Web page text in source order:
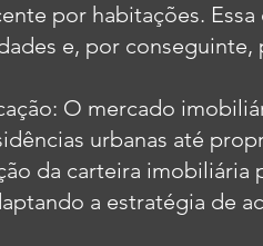
por habitações.
e, por
O mercado
urbanas até
da carteira
a estratégia de